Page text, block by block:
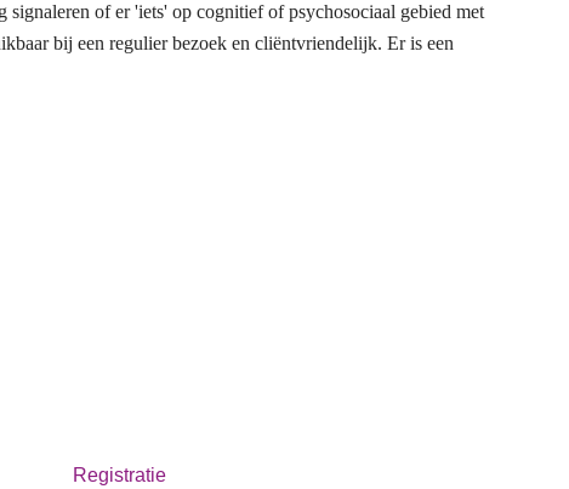
of er 'iets' op cognitief of psychosociaal gebied met
bij een regulier bezoek en cliëntvriendelijk. Er is een
Registratie